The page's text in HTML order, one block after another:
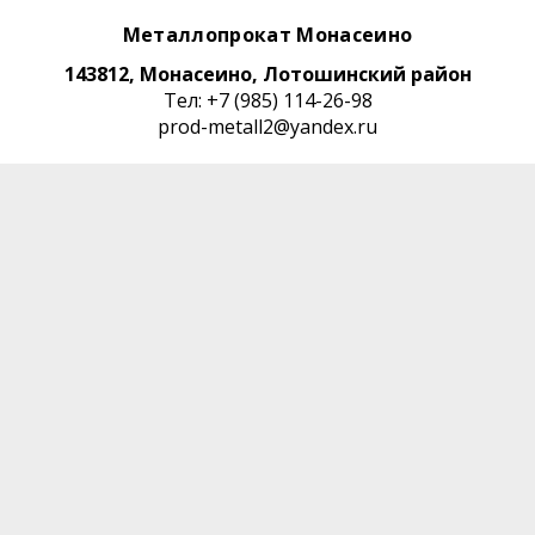
Металлопрокат Монасеино
143812, Монасеино, Лотошинский район
Тел: +7 (985) 114-26-98
prod-metall2@yandex.ru